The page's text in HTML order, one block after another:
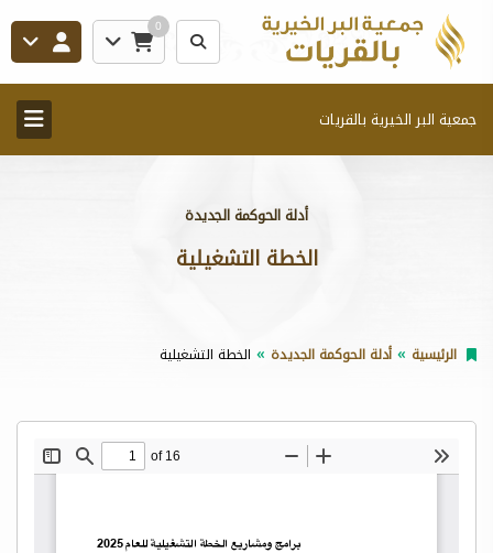
0
جمعية البر الخيرية بالقريات
أدلة الحوكمة الجديدة
الخطة التشغيلية
الرئيسية أدلة الحوكمة الجديدة الخطة التشغيلية